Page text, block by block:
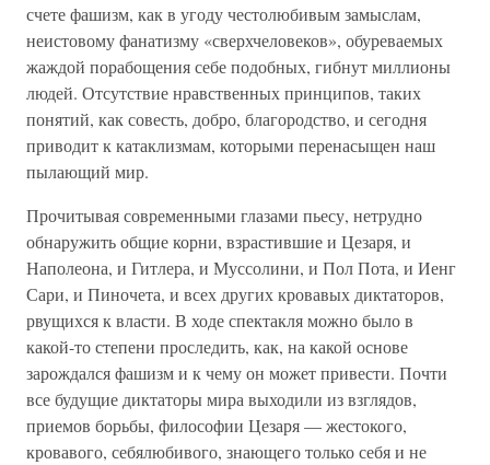
счете фашизм, как в угоду честолюбивым замыслам,
неистовому фанатизму «сверхчеловеков», обуреваемых
жаждой порабощения себе подобных, гибнут миллионы
людей. Отсутствие нравственных принципов, таких
понятий, как совесть, добро, благородство, и сегодня
приводит к катаклизмам, которыми перенасыщен наш
пылающий мир.
Прочитывая современными глазами пьесу, нетрудно
обнаружить общие корни, взрастившие и Цезаря, и
Наполеона, и Гитлера, и Муссолини, и Пол Пота, и Иенг
Сари, и Пиночета, и всех других кровавых диктаторов,
рвущихся к власти. В ходе спектакля можно было в
какой-то степени проследить, как, на какой основе
зарождался фашизм и к чему он может привести. Почти
все будущие диктаторы мира выходили из взглядов,
приемов борьбы, философии Цезаря — жестокого,
кровавого, себялюбивого, знающего только себя и не